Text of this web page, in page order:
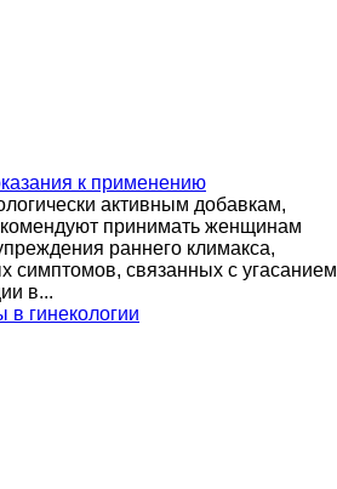
к применению
активным добавкам,
принимать женщинам
раннего климакса,
симптомов, связанных с угасанием
в...
в гинекологии